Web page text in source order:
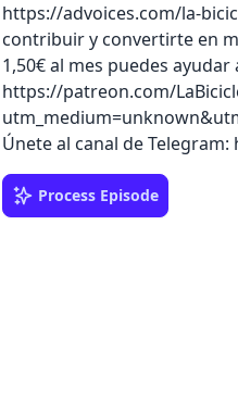
https://advoices.com/la-
contribuir y convertirte en
1,50€ al mes puedes
https://patreon.com/
Únete al canal de
Process Episode